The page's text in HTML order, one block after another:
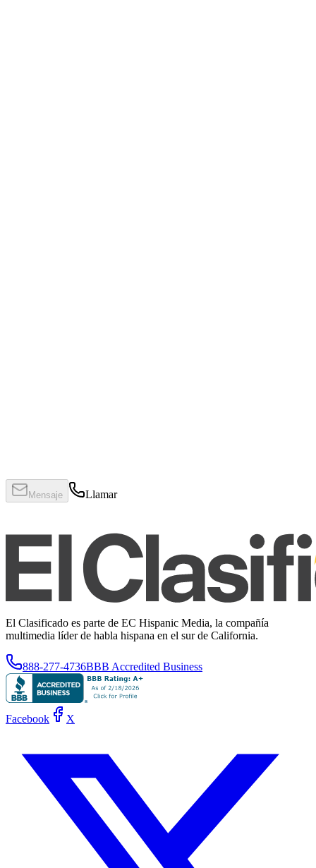
Mensaje Llamar
El Clasificado es parte de EC Hispanic Media, la compañía
multimedia líder de habla hispana en el sur de California.
888-277-4736BBB Accredited Business
Facebook X